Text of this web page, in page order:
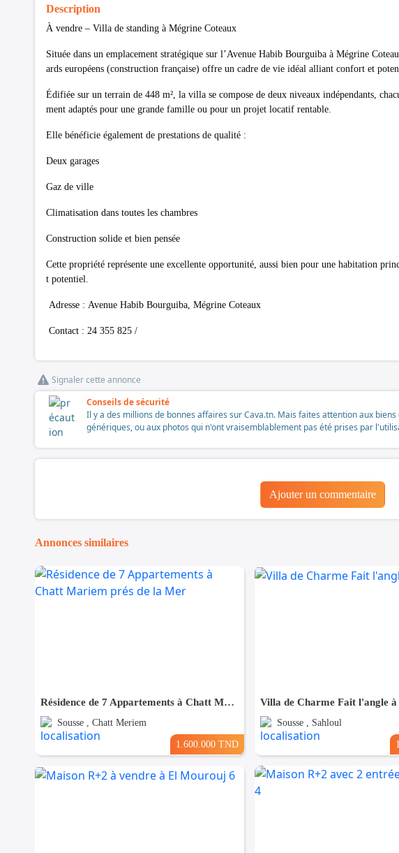
Description
À vendre – Villa de standing à Mégrine Coteaux
Située dans un emplacement stratégique sur l’Avenue Habib Bourguiba à Mégrine
ards européens (construction française) offre un cadre de vie idéal alliant confort et
Édifiée sur un terrain de 448 m², la villa se compose de deux niveaux indépendants,
ment adaptés pour une grande famille ou pour un projet locatif rentable.
Elle bénéficie également de prestations de qualité :
Deux garages
Gaz de ville
Climatisation dans toutes les chambres
Construction solide et bien pensée
Cette propriété représente une excellente opportunité, aussi bien pour une habitation
t potentiel.
Adresse : Avenue Habib Bourguiba, Mégrine Coteaux
Contact : 24 355 825 /
Signaler cette annonce
Conseils de sécurité
Il y a des millions de bonnes affaires sur Cava.tn. Mais faites attention aux
génériques, ou aux photos qui n'ont vraisemblablement pas été prises par
Ajouter un commentaire
Annonces similaires
Résidence de 7 Appartements à Chatt Mariem prés de la Mer
Sousse , Chatt Meriem
1.600.000 TND
Villa de Charme Fait l'angle à
Sousse , Sahloul